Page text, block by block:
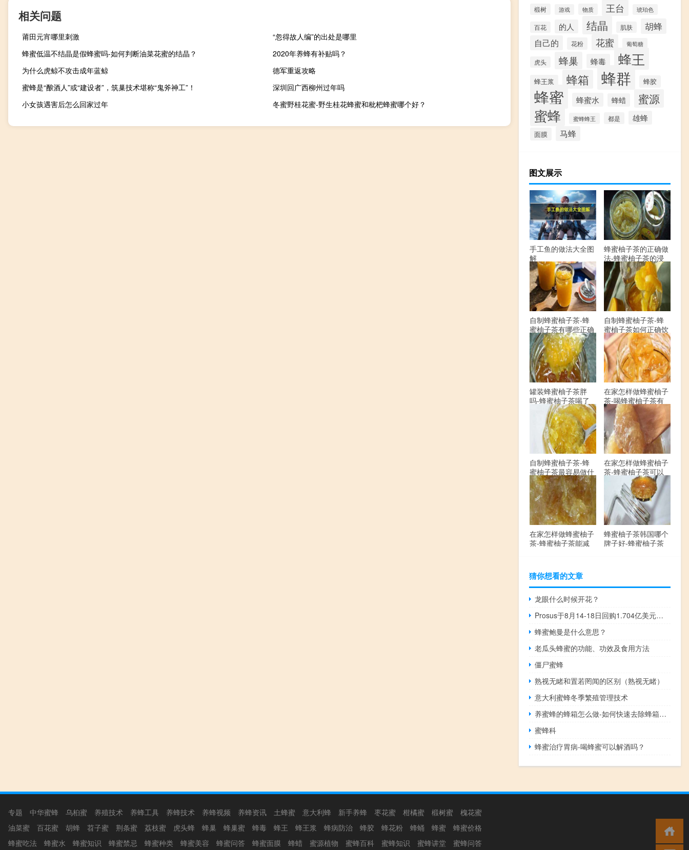
相关问题
莆田元宵哪里刺激
“忽得故人编”的出处是哪里
蜂蜜低温不结晶是假蜂蜜吗-如何判断油菜花蜜的结晶？
2020年养蜂有补贴吗？
为什么虎鲸不攻击成年蓝鲸
德军重返攻略
蜜蜂是“酿酒人”或“建设者”，筑巢技术堪称“鬼斧神工”！
深圳回广西柳州过年吗
小女孩遇害后怎么回家过年
冬蜜野桂花蜜-野生桂花蜂蜜和枇杷蜂蜜哪个好？
椴树 游戏 物质 王台 琥珀色
百花 的人 结晶 肌肤 胡蜂
自己的 花粉 花蜜 葡萄糖
虎头 蜂巢 蜂毒 蜂王
蜂王浆 蜂箱 蜂群 蜂胶
蜂蜜 蜂蜜水 蜂蜡 蜜源
蜜蜂 蜜蜂蜂王 都是 雄蜂
面膜 马蜂
图文展示
手工鱼的做法大全图
解
蜂蜜柚子茶的正确做
法-蜂蜜柚子茶的浸
泡方法有哪些？
自制蜂蜜柚子茶-蜂
蜜柚子茶有哪些正确
的做法？
自制蜂蜜柚子茶-蜂
蜜柚子茶如何正确饮
用？
罐装蜂蜜柚子茶胖
吗-蜂蜜柚子茶喝了
会发胖吗？
在家怎样做蜂蜜柚子
茶-喝蜂蜜柚子茶有
哪些禁忌？
自制蜂蜜柚子茶-蜂
蜜柚子茶最容易做什
么？
在家怎样做蜂蜜柚子
茶-蜂蜜柚子茶可以
解酒吗？
在家怎样做蜂蜜柚子
茶-蜂蜜柚子茶能减
蜂蜜柚子茶韩国哪个
牌子好-蜂蜜柚子茶
猜你想看的文章
龙眼什么时候开花？
Prosus于8月14-18日回购1.704亿美元股票
蜂蜜鲍曼是什么意思？
老瓜头蜂蜜的功能、功效及食用方法
僵尸蜜蜂
熟视无睹和置若罔闻的区别（熟视无睹）
意大利蜜蜂冬季繁殖管理技术
养蜜蜂的蜂箱怎么做-如何快速去除蜂箱气味？
蜜蜂科
蜂蜜治疗胃病-喝蜂蜜可以解酒吗？
专题 中华蜜蜂 乌桕蜜 养殖技术 养蜂工具 养蜂技术 养蜂视频 养蜂资讯 土蜂蜜 意大利蜂 新手养蜂 枣花蜜 柑橘蜜 椴树蜜
槐花蜜
油菜蜜
百花蜜 胡蜂 苕子蜜 荆条蜜 荔枝蜜 虎头蜂 蜂巢 蜂巢蜜 蜂毒 蜂王 蜂王浆 蜂病防治 蜂胶 蜂花粉 蜂蛹 蜂蜜
蜂蜜价格
蜂蜜吃法
蜂蜜水 蜂蜜知识 蜂蜜禁忌 蜂蜜种类 蜂蜜美容 蜂蜜问答 蜂蜜面膜 蜂蜡 蜜源植物 蜜蜂百科 蜜蜂知识 蜜蜂讲堂 蜜蜂问答